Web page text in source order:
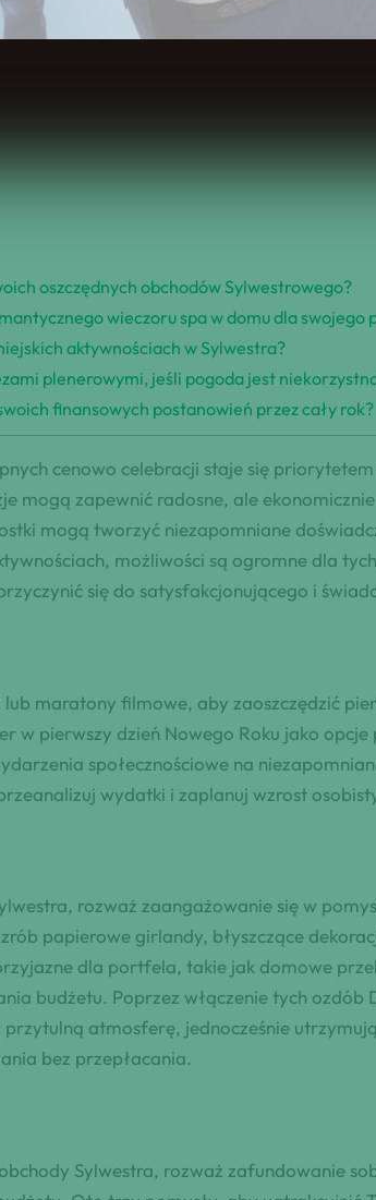
oszczędnych obchodów Sylwestrowego?
wieczoru spa w domu dla swojego
aktywnościach w Sylwestra?
plenerowymi, jeśli pogoda jest
finansowych postanowień przez cały rok?
cenowo celebracji staje się
mogą zapewnić radosne, ale
mogą tworzyć niezapomniane
możliwości są ogromne dla
się do satysfakcjonującego i
maratony filmowe, aby zaoszczędzić
w pierwszy dzień Nowego Roku jako
społecznościowe na
wydatki i zaplanuj wzrost
rozważ zaangażowanie się w
papierowe girlandy, błyszczące
dla portfela, takie jak domowe
budżetu. Poprzez włączenie tych
atmosferę, jednocześnie
bez przepłacania.
Sylwestra, rozważ zafundowanie